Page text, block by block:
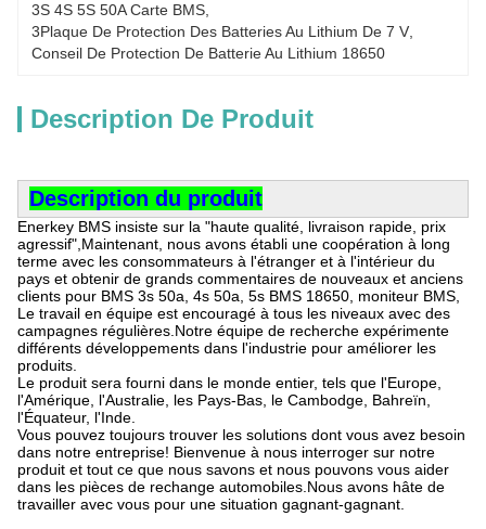
3S 4S 5S 50A Carte BMS
3Plaque De Protection Des Batteries Au Lithium De 7 V
Conseil De Protection De Batterie Au Lithium 18650
Description De Produit
Description du produit
Enerkey BMS insiste sur la "haute qualité, livraison rapide, prix
agressif",Maintenant, nous avons établi une coopération à long
terme avec les consommateurs à l'étranger et à l'intérieur du
pays et obtenir de grands commentaires de nouveaux et anciens
clients pour BMS 3s 50a, 4s 50a, 5s BMS 18650, moniteur BMS,
Le travail en équipe est encouragé à tous les niveaux avec des
campagnes régulières.Notre équipe de recherche expérimente
différents développements dans l'industrie pour améliorer les
produits.
Le produit sera fourni dans le monde entier, tels que l'Europe,
l'Amérique, l'Australie, les Pays-Bas, le Cambodge, Bahreïn,
l'Équateur, l'Inde.
Vous pouvez toujours trouver les solutions dont vous avez besoin
dans notre entreprise! Bienvenue à nous interroger sur notre
produit et tout ce que nous savons et nous pouvons vous aider
dans les pièces de rechange automobiles.Nous avons hâte de
travailler avec vous pour une situation gagnant-gagnant.